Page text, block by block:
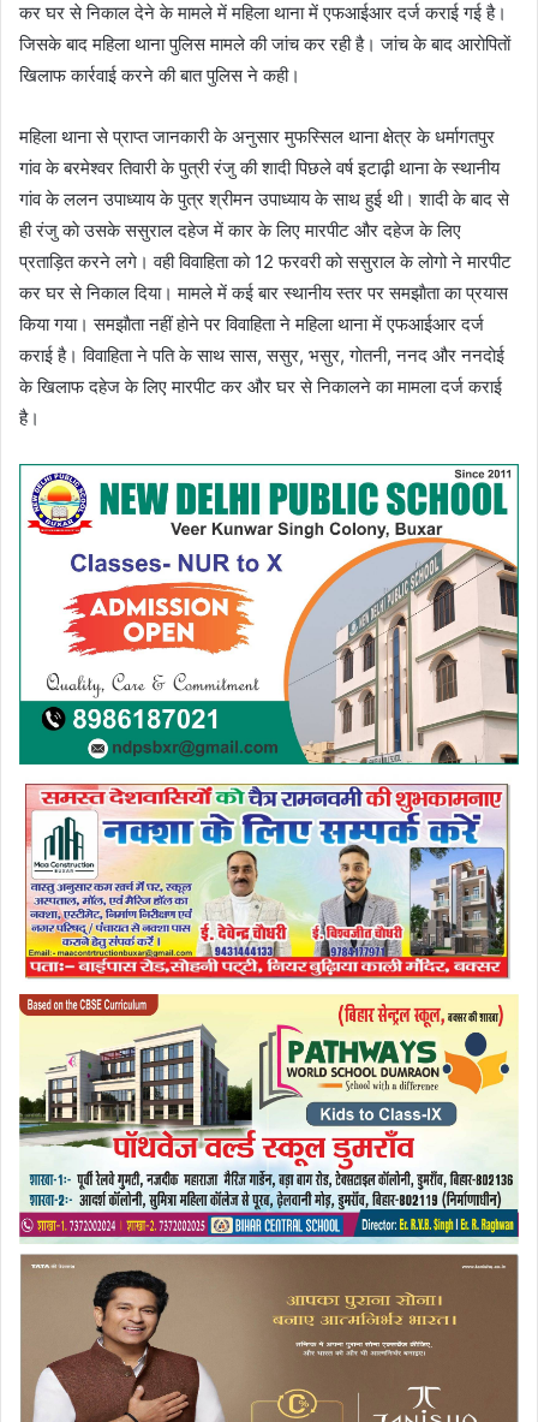
कर घर से निकाल देने के मामले में महिला थाना में एफआईआर दर्ज कराई गई है।
जिसके बाद महिला थाना पुलिस मामले की जांच कर रही है। जांच के बाद आराेपिताें
खिलाफ कार्रवाई करने की बात पुलिस ने कही।
महिला थाना से प्राप्त जानकारी के अनुसार मुफस्सिल थाना क्षेत्र के धर्मागतपुर
गांव के बरमेश्वर तिवारी के पुत्री रंजु की शादी पिछले वर्ष इटाढ़ी थाना के स्थानीय
गांव के ललन उपाध्याय के पुत्र श्रीमन उपाध्याय के साथ हुई थी। शादी के बाद से
ही रंजु काे उसके ससुराल दहेज में कार के लिए मारपीट और दहेज के लिए
प्रताड़ित करने लगे। वही विवाहिता काे 12 फरवरी काे ससुराल के लोगो ने मारपीट
कर घर से निकाल दिया। मामले में कई बार स्थानीय स्तर पर समझाैता का प्रयास
किया गया। समझाैता नहीं हाेने पर विवाहिता ने महिला थाना में एफआईआर दर्ज
कराई है। विवाहिता ने पति के साथ सास, ससुर, भसुर, गाेतनी, ननद और ननदाेई
के खिलाफ दहेज के लिए मारपीट कर और घर से निकालने का मामला दर्ज कराई
है।